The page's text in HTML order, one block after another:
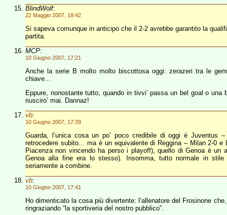
BlindWolf:
22 Maggio 2007, 18:42
Si sapeva comunque in anticipo che il 2-2 avrebbe garantito la
partita.
MCP:
10 Giugno 2007, 17:21
Anche la serie B molto molto biscottosa oggi: zerazeri tra le
chiave…
Eppure, nonostante tutto, quando in tivvi’ passa un bel goal o
riusciro’ mai. Dannaz!
vb:
10 Giugno 2007, 17:39
Guarda, l’unica cosa un po’ poco credibile di oggi è
retrocedere subito… ma è un equivalente di Reggina – Milan 2-0
Piacenza non vincendo ha perso i playoff), quello di Genoa è un
Genoa alla fine era lo stesso). Insomma, tutto normale in
seriamente a combine.
vb:
10 Giugno 2007, 17:41
Ho dimenticato la cosa più divertente: l’allenatore del Frosinone
ringraziando “la sportiveria del nostro pubblico”.